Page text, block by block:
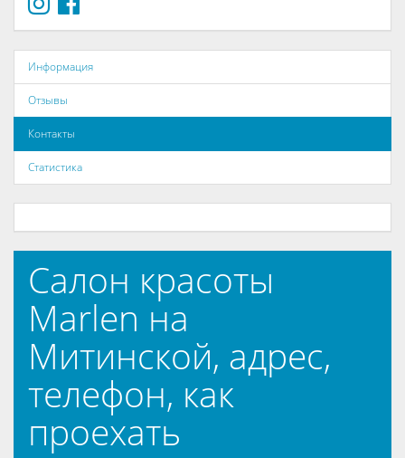
Информация
Отзывы
Контакты
Статистика
Салон красоты
Marlen на
Митинской, адрес,
телефон, как
проехать